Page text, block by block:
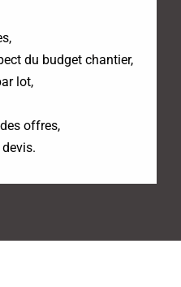
du budget chantier,
lot,
offres,